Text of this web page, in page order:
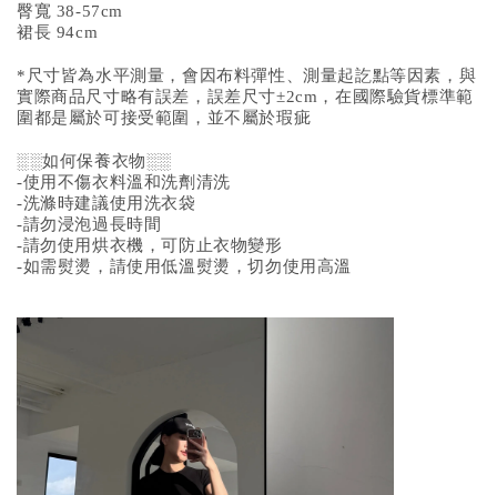
臀寬 38-57cm
裙長 94cm
*尺寸皆為水平測量，會因布料彈性、測量起訖點等因素，與
實際商品尺寸略有誤差，誤差尺寸±2cm，在國際驗貨標準範
圍都是屬於可接受範圍，並不屬於瑕疵
░░如何保養衣物░░
-使用不傷衣料溫和洗劑清洗
-洗滌時建議使用洗衣袋
-請勿浸泡過長時間
-請勿使用烘衣機，可防止衣物變形
-如需熨燙，請使用低溫熨燙，切勿使用高溫